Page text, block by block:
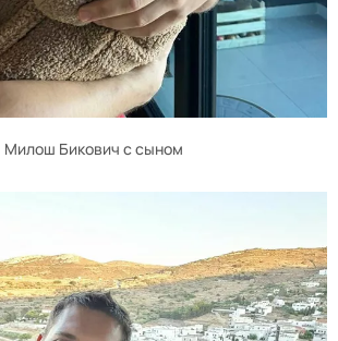
Милош Бикович с сыном